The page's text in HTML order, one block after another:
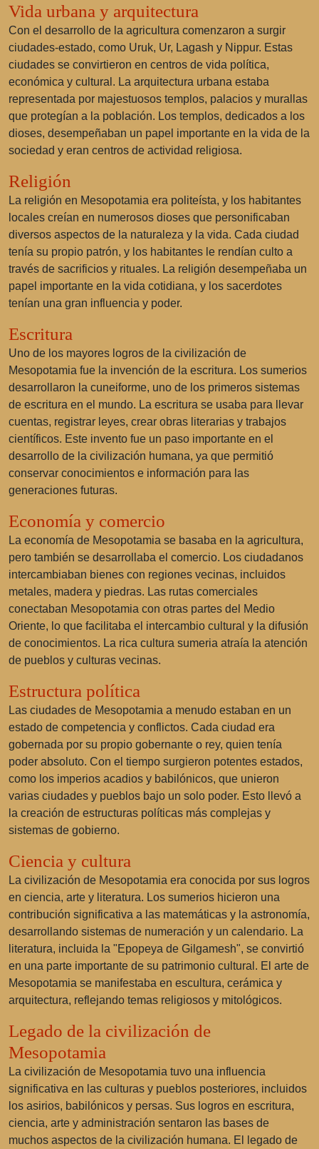
Vida urbana y arquitectura
Con el desarrollo de la agricultura comenzaron a surgir
ciudades-estado, como Uruk, Ur, Lagash y Nippur. Estas
ciudades se convirtieron en centros de vida política,
económica y cultural. La arquitectura urbana estaba
representada por majestuosos templos, palacios y murallas
que protegían a la población. Los templos, dedicados a los
dioses, desempeñaban un papel importante en la vida de la
sociedad y eran centros de actividad religiosa.
Religión
La religión en Mesopotamia era politeísta, y los habitantes
locales creían en numerosos dioses que personificaban
diversos aspectos de la naturaleza y la vida. Cada ciudad
tenía su propio patrón, y los habitantes le rendían culto a
través de sacrificios y rituales. La religión desempeñaba un
papel importante en la vida cotidiana, y los sacerdotes
tenían una gran influencia y poder.
Escritura
Uno de los mayores logros de la civilización de
Mesopotamia fue la invención de la escritura. Los sumerios
desarrollaron la cuneiforme, uno de los primeros sistemas
de escritura en el mundo. La escritura se usaba para llevar
cuentas, registrar leyes, crear obras literarias y trabajos
científicos. Este invento fue un paso importante en el
desarrollo de la civilización humana, ya que permitió
conservar conocimientos e información para las
generaciones futuras.
Economía y comercio
La economía de Mesopotamia se basaba en la agricultura,
pero también se desarrollaba el comercio. Los ciudadanos
intercambiaban bienes con regiones vecinas, incluidos
metales, madera y piedras. Las rutas comerciales
conectaban Mesopotamia con otras partes del Medio
Oriente, lo que facilitaba el intercambio cultural y la difusión
de conocimientos. La rica cultura sumeria atraía la atención
de pueblos y culturas vecinas.
Estructura política
Las ciudades de Mesopotamia a menudo estaban en un
estado de competencia y conflictos. Cada ciudad era
gobernada por su propio gobernante o rey, quien tenía
poder absoluto. Con el tiempo surgieron potentes estados,
como los imperios acadios y babilónicos, que unieron
varias ciudades y pueblos bajo un solo poder. Esto llevó a
la creación de estructuras políticas más complejas y
sistemas de gobierno.
Ciencia y cultura
La civilización de Mesopotamia era conocida por sus logros
en ciencia, arte y literatura. Los sumerios hicieron una
contribución significativa a las matemáticas y la astronomía,
desarrollando sistemas de numeración y un calendario. La
literatura, incluida la "Epopeya de Gilgamesh", se convirtió
en una parte importante de su patrimonio cultural. El arte de
Mesopotamia se manifestaba en escultura, cerámica y
arquitectura, reflejando temas religiosos y mitológicos.
Legado de la civilización de
Mesopotamia
La civilización de Mesopotamia tuvo una influencia
significativa en las culturas y pueblos posteriores, incluidos
los asirios, babilónicos y persas. Sus logros en escritura,
ciencia, arte y administración sentaron las bases de
muchos aspectos de la civilización humana. El legado de